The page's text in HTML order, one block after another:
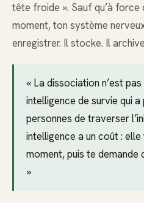
tête froide ». Sauf qu’à force
moment, ton système
enregistrer. Il stocke. Il
« La dissociation n’est
intelligence de survie qui
personnes de traverser
intelligence a un coût :
moment, puis te
»